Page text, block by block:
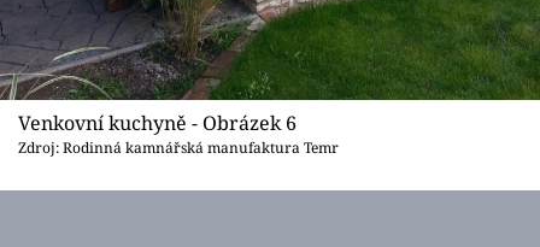
Venkovní kuchyně - Obrázek 6
Zdroj: Rodinná kamnářská manufaktura Temr